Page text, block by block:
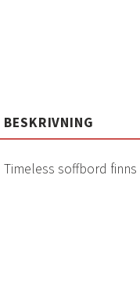
BESKRIVNING
Timeless soffbord